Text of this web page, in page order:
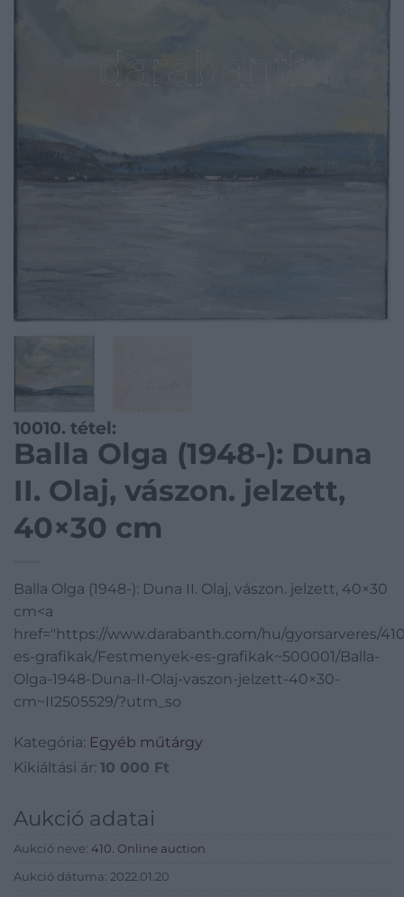
10010. tétel:
Balla Olga (1948-): Duna
II. Olaj, vászon. jelzett,
40×30 cm
Balla Olga (1948-): Duna II. Olaj, vászon. jelzett, 40×30
cm<a
href="https://www.darabanth.com/hu/gyorsarveres/
es-grafikak/Festmenyek-es-grafikak~500001/Balla-
Olga-1948-Duna-II-Olaj-vaszon-jelzett-40×30-
cm~II2505529/?utm_so
Kategória: Egyéb műtárgy
Kikiáltási ár: 10 000 Ft
Aukció adatai
Aukció neve: 410. Online auction
Aukció dátuma: 2022.01.20